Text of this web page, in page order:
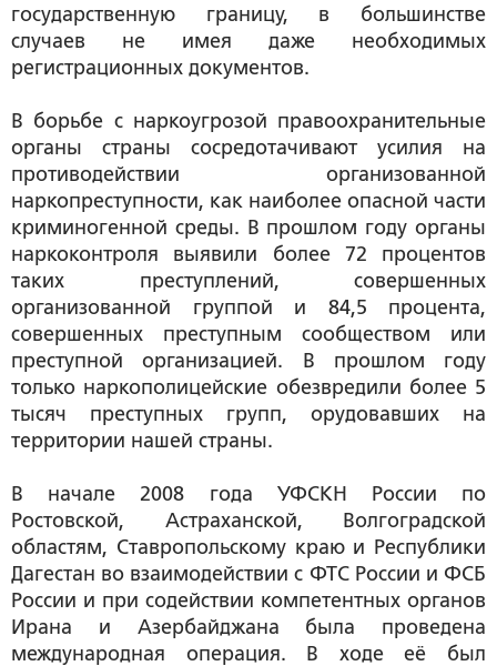
государственную границу, в большинстве
случаев не имея даже необходимых
регистрационных документов.
В борьбе с наркоугрозой правоохранительные
органы страны сосредотачивают усилия на
противодействии организованной
наркопреступности, как наиболее опасной части
криминогенной среды. В прошлом году органы
наркоконтроля выявили более 72 процентов
таких преступлений, совершенных
организованной группой и 84,5 процента,
совершенных преступным сообществом или
преступной организацией. В прошлом году
только наркополицейские обезвредили более 5
тысяч преступных групп, орудовавших на
территории нашей страны.
В начале 2008 года УФСКН России по
Ростовской, Астраханской, Волгоградской
областям, Ставропольскому краю и Республики
Дагестан во взаимодействии с ФТС России и ФСБ
России и при содействии компетентных органов
Ирана и Азербайджана была проведена
международная операция. В ходе её был